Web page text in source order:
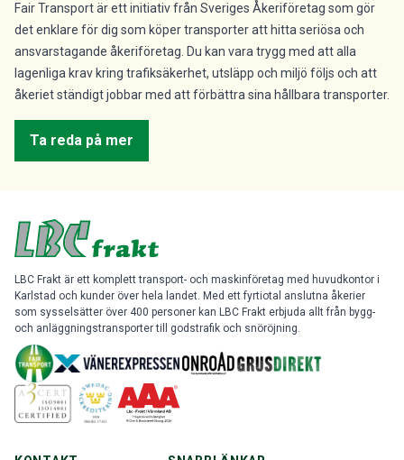
Fair Transport är ett initiativ från Sveriges Åkeriföretag som gör
det enklare för dig som köper transporter att hitta seriösa och
ansvarstagande åkeriföretag. Du kan vara trygg med att alla
lagenliga krav kring trafiksäkerhet, utsläpp och miljö följs och att
åkeriet ständigt jobbar med att förbättra sina hållbara transporter.
Ta reda på mer
LBC Frakt är ett komplett transport- och maskinföretag med huvudkontor i
Karlstad och kunder över hela landet. Med ett fyrtiotal anslutna åkerier
som sysselsätter över 400 personer kan LBC Frakt erbjuda allt från bygg-
och anläggningstransporter till godstrafik och snöröjning.